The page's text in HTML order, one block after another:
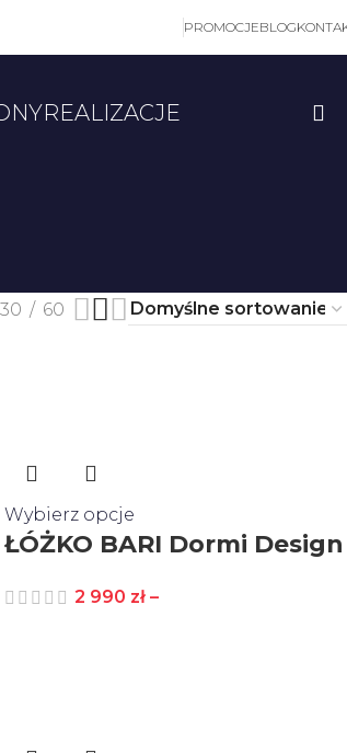
PROMOCJEBLOG
REALIZACJE
30 60
Wybierz opcje
ŁÓŻKO BARI Dormi Design
2 990 zł –